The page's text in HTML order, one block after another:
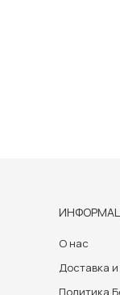
О нас
Доставка
Политика